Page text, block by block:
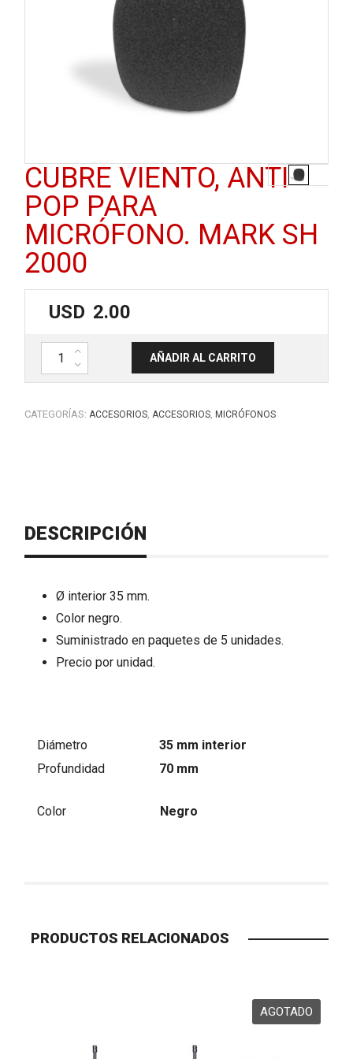
CUBRE VIENTO, ANTI
POP PARA
MICRÓFONO. MARK SH
2000
USD 2.00
Cubre viento, anti pop para micrófono. MARK SH 2000 cantidad
AÑADIR AL CARRITO
CATEGORÍAS: ACCESORIOS ACCESORIOS MICRÓFONOS
DESCRIPCIÓN
Ø interior 35 mm.
Color negro.
Suministrado en paquetes de 5 unidades.
Precio por unidad.
Diámetro
35 mm interior
Profundidad
70 mm
Color Negro
PRODUCTOS RELACIONADOS